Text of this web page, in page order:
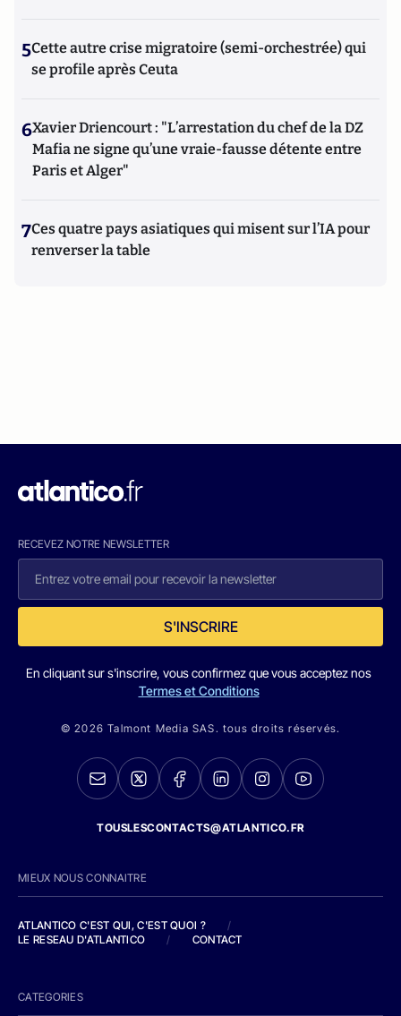
5Cette autre crise migratoire (semi-orchestrée) qui
se profile après Ceuta
6Xavier Driencourt : "L’arrestation du chef de la DZ
Mafia ne signe qu’une vraie-fausse détente entre
Paris et Alger"
7Ces quatre pays asiatiques qui misent sur l’IA pour
renverser la table
RECEVEZ NOTRE NEWSLETTER
S'INSCRIRE
En cliquant sur s'inscrire, vous confirmez que vous acceptez nos
Termes et Conditions
© 2026 Talmont Media SAS. tous droits réservés.
TOUSLESCONTACTS@ATLANTICO.FR
MIEUX NOUS CONNAITRE
ATLANTICO C'EST QUI, C'EST QUOI ?
/
LE RESEAU D'ATLANTICO
/ CONTACT
CATEGORIES